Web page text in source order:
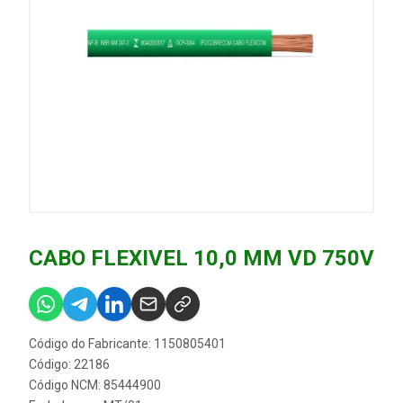
CABO FLEXIVEL 10,0 MM VD 750V
Código do Fabricante: 1150805401
Código: 22186
Código NCM: 85444900